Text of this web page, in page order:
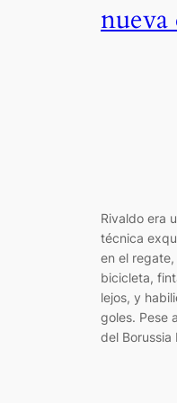
nueva
Rivaldo era
técnica
en el
bicicleta,
lejos, y
goles. Pese
del